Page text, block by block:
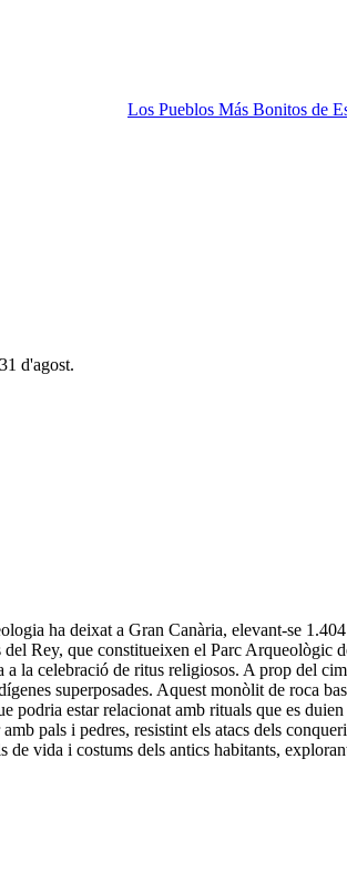
Los Pueblos Más Bonitos de
d'agost.
ha deixat a Gran Canària, elevant-se
Rey, que constitueixen el Parc Arqueològic
la celebració de ritus religiosos. A prop del
superposades. Aquest monòlit de roca
estar relacionat amb rituals que es
pals i pedres, resistint els atacs dels
vida i costums dels antics habitants,